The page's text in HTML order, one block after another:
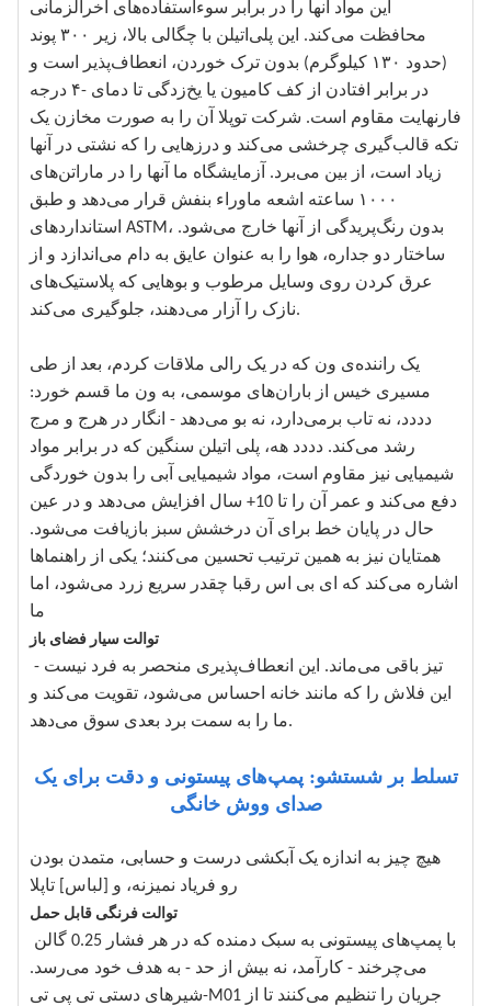
این مواد آنها را در برابر سوءاستفاده‌های آخرالزمانی
محافظت می‌کند. این پلی‌اتیلن با چگالی بالا، زیر ۳۰۰ پوند
(حدود ۱۳۰ کیلوگرم) بدون ترک خوردن، انعطاف‌پذیر است و
در برابر افتادن از کف کامیون یا یخ‌زدگی تا دمای -۴ درجه
فارنهایت مقاوم است. شرکت توپلا آن را به صورت مخازن یک
تکه قالب‌گیری چرخشی می‌کند و درزهایی را که نشتی در آنها
زیاد است، از بین می‌برد. آزمایشگاه ما آنها را در ماراتن‌های
۱۰۰۰ ساعته اشعه ماوراء بنفش ​​قرار می‌دهد و طبق
استانداردهای ASTM، بدون رنگ‌پریدگی از آنها خارج می‌شود.
ساختار دو جداره، هوا را به عنوان عایق به دام می‌اندازد و از
عرق کردن روی وسایل مرطوب و بوهایی که پلاستیک‌های
نازک را آزار می‌دهند، جلوگیری می‌کند.
یک راننده‌ی ون که در یک رالی ملاقات کردم، بعد از طی
مسیری خیس از باران‌های موسمی، به ون ما قسم خورد:
دددد، نه تاب برمی‌دارد، نه بو می‌دهد - انگار در هرج و مرج
رشد می‌کند. دددد هه، پلی اتیلن سنگین که در برابر مواد
شیمیایی نیز مقاوم است، مواد شیمیایی آبی را بدون خوردگی
دفع می‌کند و عمر آن را تا 10+ سال افزایش می‌دهد و در عین
حال در پایان خط برای آن درخشش سبز بازیافت می‌شود.
همتایان نیز به همین ترتیب تحسین می‌کنند؛ یکی از راهنماها
اشاره می‌کند که ای بی اس رقبا چقدر سریع زرد می‌شود، اما
ما
توالت سیار فضای باز
این فلاش را که مانند خانه احساس می‌شود، تقویت می‌کند و
ما را به سمت برد بعدی سوق می‌دهد.
تسلط بر شستشو: پمپ‌های پیستونی و دقت برای یک
صدای ووش خانگی
هیچ چیز به اندازه یک آبکشی درست و حسابی، متمدن بودن
رو فریاد نمیزنه، و [لباس] تاپلا
توالت فرنگی قابل حمل
می‌چرخند - کارآمد، نه بیش از حد - به هدف خود می‌رسد.
شیرهای دستی تی پی تی-M01 جریان را تنظیم می‌کنند تا از